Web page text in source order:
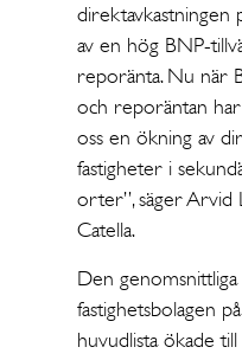
direktavkastningen
av en hög BNP-
reporänta. Nu när
och reporäntan
oss en ökning av
fastigheter i
orter”, säger Arvid
Catella.
Den
fastighetsbolagen
huvudlista ökade